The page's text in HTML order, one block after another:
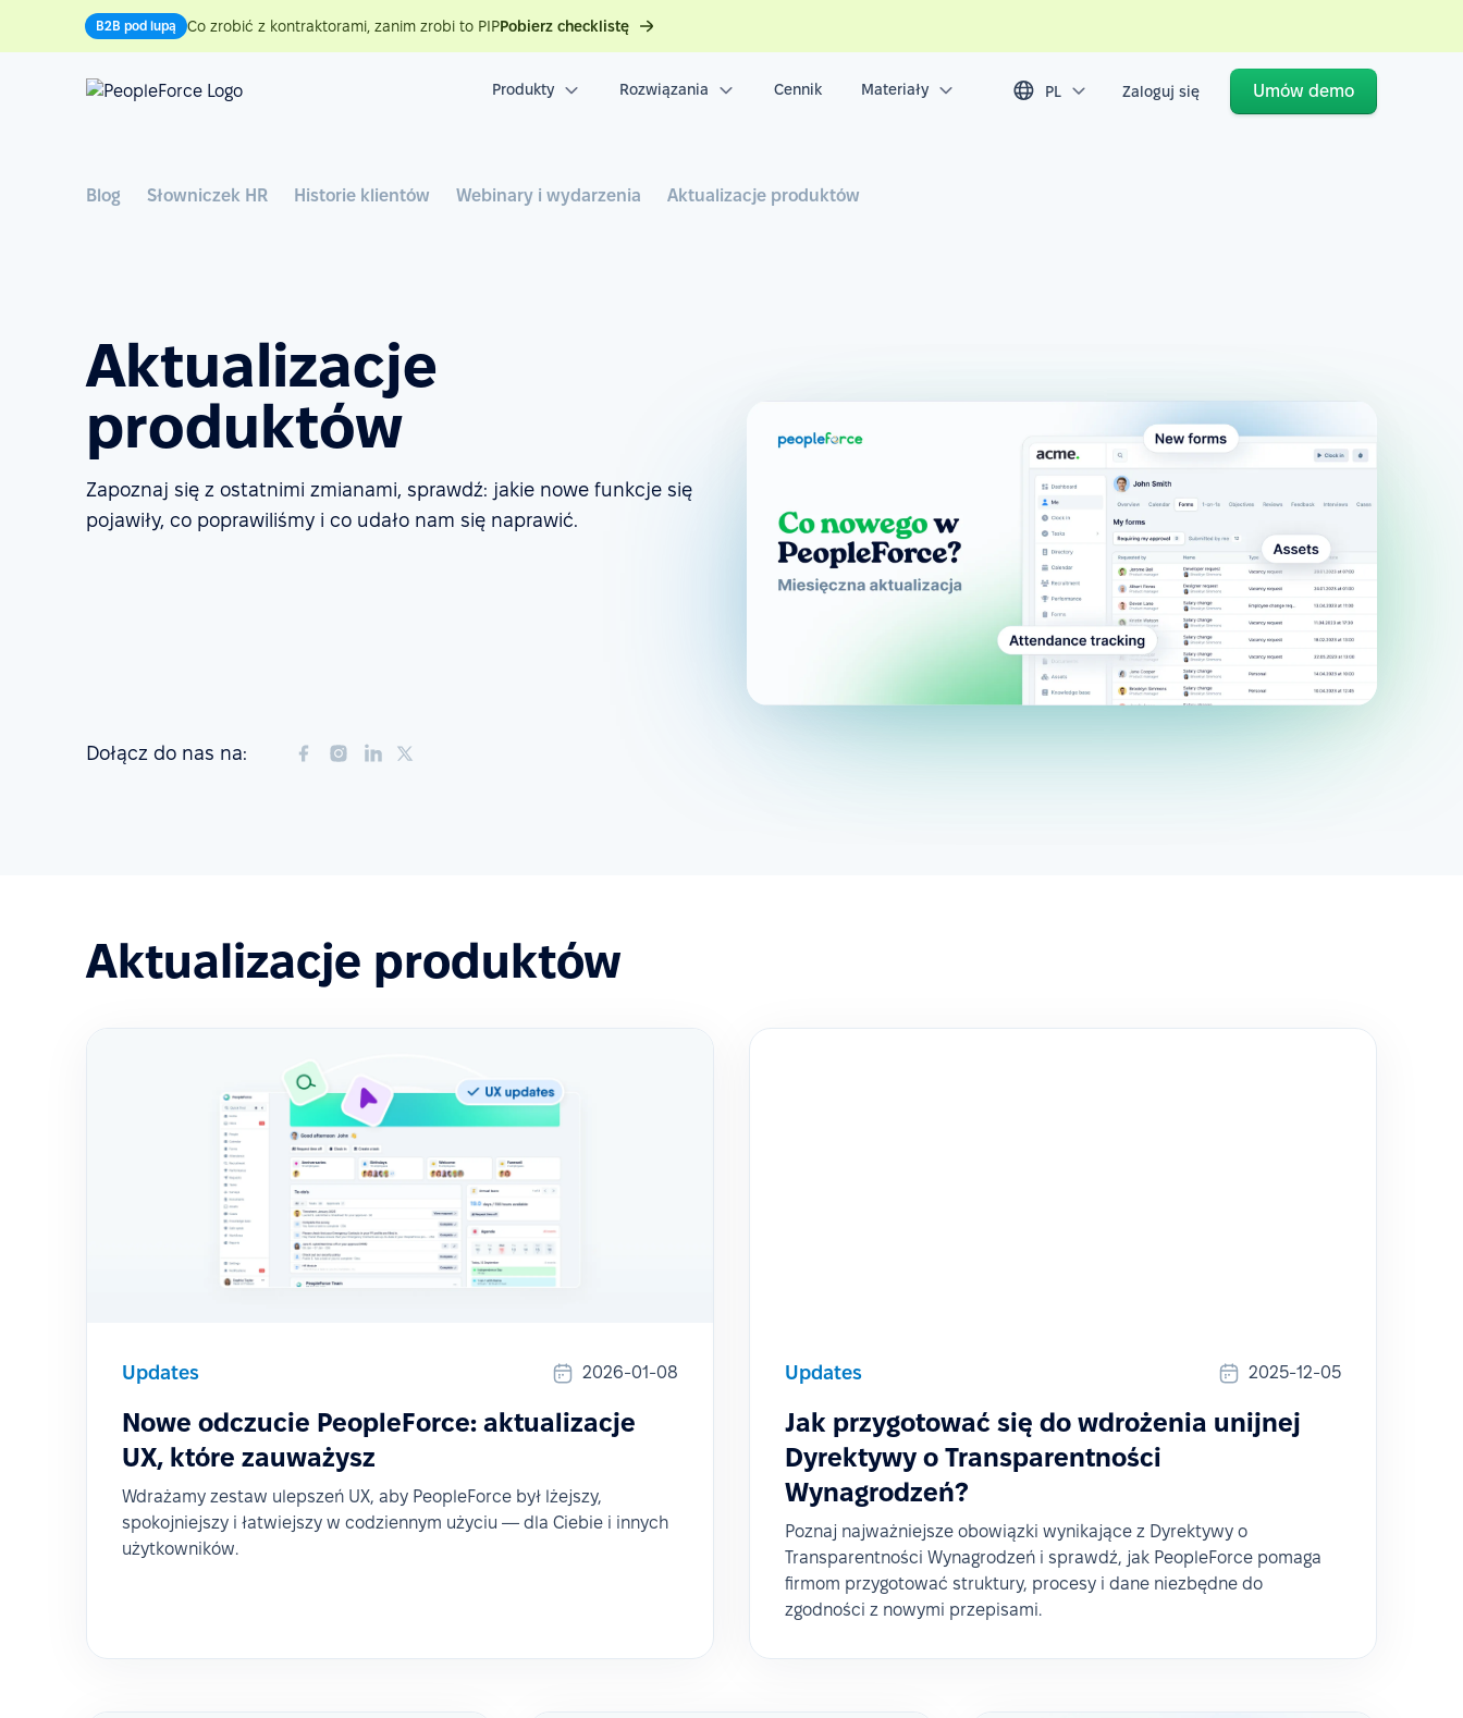
B2B pod lupą Co zrobić z kontraktorami, zanim zrobi to PIPPobierz checklistę
Produkty Rozwiązania Cennik Materiały PL Zaloguj się Umów demo
Blog Słowniczek HR Historie klientów Webinary i wydarzenia Aktualizacje produktów
Aktualizacje
produktów
Zapoznaj się z ostatnimi zmianami, sprawdź: jakie nowe funkcje się
pojawiły, co poprawiliśmy i co udało nam się naprawić.
Dołącz do nas na:
Aktualizacje produktów
Updates 2026-01-08
Nowe odczucie PeopleForce: aktualizacje
UX, które zauważysz
Wdrażamy zestaw ulepszeń UX, aby PeopleForce był lżejszy,
spokojniejszy i łatwiejszy w codziennym użyciu — dla Ciebie i innych
użytkowników.
Updates 2025-12-05
Jak przygotować się do wdrożenia unijnej
Dyrektywy o Transparentności
Wynagrodzeń?
Poznaj najważniejsze obowiązki wynikające z Dyrektywy o
Transparentności Wynagrodzeń i sprawdź, jak PeopleForce pomaga
firmom przygotować struktury, procesy i dane niezbędne do
zgodności z nowymi przepisami.